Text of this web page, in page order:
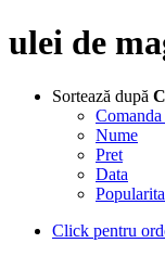
ulei de
Sortează după
Nume
Pret
Data
Click pentru